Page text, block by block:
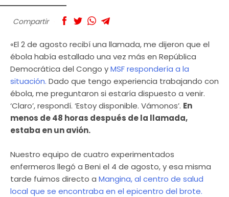
Compartir
«El 2 de agosto recibí una llamada, me dijeron que el
ébola había estallado una vez más en República
Democrática del Congo yMSF respondería a la
situación. Dado que tengo experiencia trabajando con
ébola, me preguntaron si estaría dispuesto a venir.
‘Claro’, respondí. ‘Estoy disponible. Vámonos’. En
menos de 48 horas después de la llamada,
estaba en un avión.
Nuestro equipo de cuatro experimentados
enfermeros llegó a Beni el 4 de agosto, y esa misma
tarde fuimos directo a Mangina, al centro de salud
local que se encontraba en el epicentro del brote.